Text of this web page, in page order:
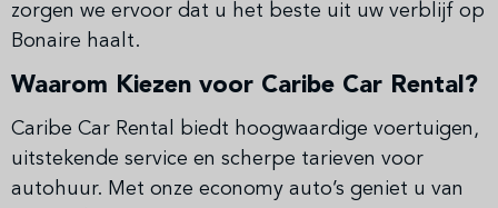
zorgen we ervoor dat u het beste uit uw verblijf op
Bonaire haalt.
Waarom Kiezen voor Caribe Car Rental?
Caribe Car Rental biedt hoogwaardige voertuigen,
uitstekende service en scherpe tarieven voor
autohuur. Met onze economy auto’s geniet u van